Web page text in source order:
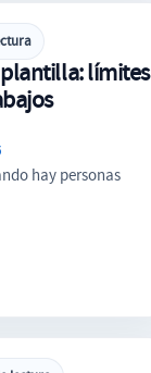
límites
hay personas